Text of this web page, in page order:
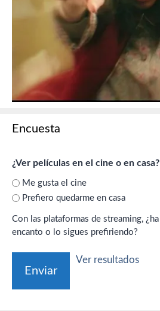
Encuesta
¿Ver películas en el cine o en casa?
Me gusta el cine
Prefiero quedarme en casa
Con las plataformas de streaming, ¿ha perdido el cine su
encanto o lo sigues prefiriendo?
Ver resultados